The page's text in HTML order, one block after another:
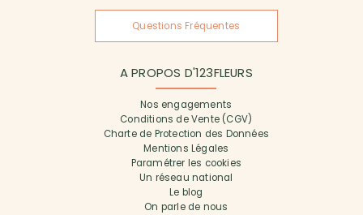
Questions Fréquentes
A PROPOS D'123FLEURS
Nos engagements
Conditions de Vente (CGV)
Charte de Protection des Données
Mentions Légales
Paramétrer les cookies
Un réseau national
Le blog
On parle de nous